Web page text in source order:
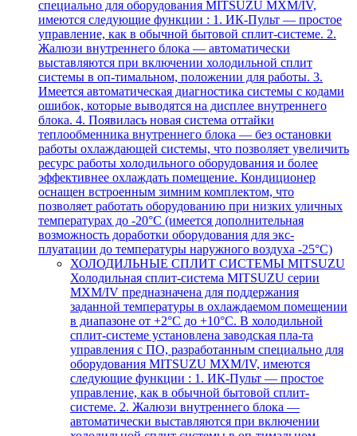
специально для оборудования MITSUZU MXM/IV,
имеются следующие функции : 1. ИК-Пульт — простое
управление, как в обычной бытовой сплит-системе. 2.
Жалюзи внутреннего блока — автоматически
выставляются при включении холодильной сплит
системы в оп-тимальном, положении для работы. 3.
Имеется автоматическая диагностика системы с кодами
ошибок, которые выводятся на дисплее внутреннего
блока. 4. Появилась новая система оттайки
теплообменника внутреннего блока — без остановки
работы охлаждающей системы, что позволяет увеличить
ресурс работы холодильного оборудования и более
эффективнее охлаждать помещение. Кондиционер
оснащен встроенным зимним комплектом, что
позволяет работать оборудованию при низких уличных
температурах до -20°С (имеется дополнительная
возможность доработки оборудования для экс-
плуатации до температуры наружного воздуха -25°С)
ХОЛОДИЛЬНЫЕ СПЛИТ СИСТЕМЫ MITSUZU
Холодильная сплит-система MITSUZU серии
MXM/IV предназначена для поддержания
заданной температуры в охлаждаемом помещении
в диапазоне от +2°С до +10°С. В холодильной
сплит-системе установлена заводская пла-та
управления с ПО, разработанным специально для
оборудования MITSUZU MXM/IV, имеются
следующие функции : 1. ИК-Пульт — простое
управление, как в обычной бытовой сплит-
системе. 2. Жалюзи внутреннего блока —
автоматически выставляются при включении